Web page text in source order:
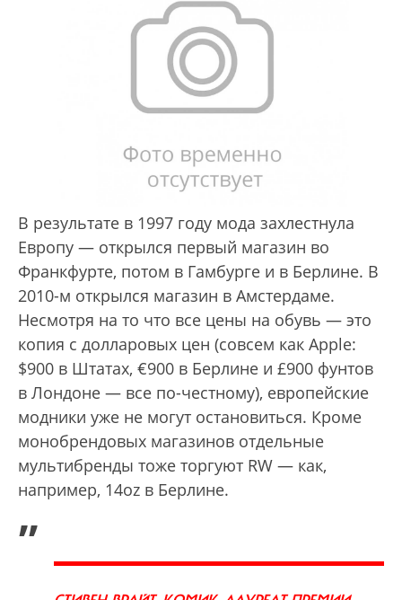
В результате в 1997 году мода захлестнула
Европу — открылся первый магазин во
Франкфурте, потом в Гамбурге и в Берлине. В
2010-м открылся магазин в Амстердаме.
Несмотря на то что все цены на обувь — это
копия с долларовых цен (совсем как Apple:
$900 в Штатах, €900 в Берлине и £900 фунтов
в Лондоне — все по-честному), европейские
модники уже не могут остановиться. Кроме
монобрендовых магазинов отдельные
мультибренды тоже торгуют RW — как,
например, 14oz в Берлине.
„